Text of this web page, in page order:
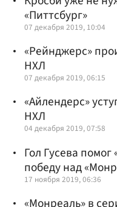
«Питтсбург»
07 декабря 2019, 10:04
«Рейнджерс»
НХЛ
07 декабря 2019, 06:15
«Айлендерс»
НХЛ
04 декабря 2019, 07:58
Гол Гусева
победу над
17 ноября 2019, 06:36
«Монреаль» в